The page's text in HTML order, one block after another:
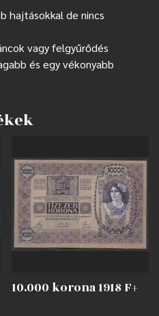
hajtásokkal de nincs
vagy felgyűrődés
és egy vékonyabb
10.000 korona 1918 F+